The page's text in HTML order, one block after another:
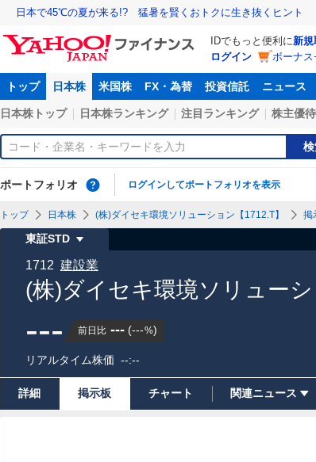
日本で45℃の夏が来る!? 猛暑を賢くおトクに生き抜くヒント
IDでもっと便利に新規
ログイン
ボーナ
トップ 日本株 米国株 FX・為替 投資信託 ニュース
日本株トップ 日本株ランキング 注目ランキング 株主優
ポートフォリオ ログインしてポートフォリオを表示
トップ 日本株 (株)ダイセキ環境ソリューション【1712.T】 掲
東証STD
(株)ダイセキ環境ソリュー
1712 建設業
--- 前日比 --- (---%)
リアルタイム株価 --:--
詳細 掲示板 チャート 関連ニュース